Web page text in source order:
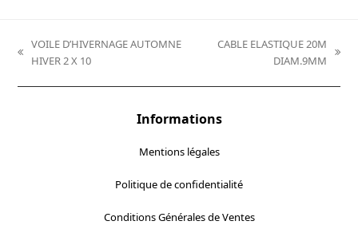
26,90 €
previous
VOILE D’HIVERNAGE AUTOMNE
HIVER 2 X 10
CABLE ELASTIQUE 20M
DIAM.9MM
Informations
Mentions légales
Politique de confidentialité
Conditions Générales de Ventes